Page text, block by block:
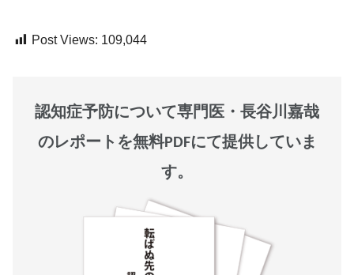
Post Views: 109,044
認知症予防について専門医・長谷川嘉哉
のレポートを無料PDFにて提供していま
す。